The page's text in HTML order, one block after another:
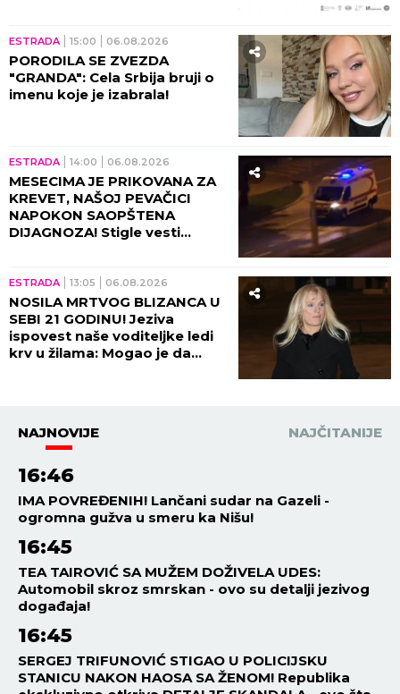
Male Cane - POŽAR GUTA SVE
PRED SOBOM!
Ana Vrbaški hitno operisana,
PORODICA SE NADA ČUDU!
ESTRADA 17:49 06.08.2026
autor narodne muzike potiče
iz SLAVNE PORODICE, Milanče
Radosavljević OVAKO O
NJEMU GOVORIO!
ESTRADA 17:29 06.08.2026
CRNO!
ESTRADA 16:00
"NISAM IMALA MESTO NA
TELU BEZ MODRICE!" Bivša
žena našeg pevača trpela
stravično zlostavljanje, ovi
detalji ježe do kostiju!
ESTRADA 15:59 06.08.2026
SUTRA POČINJE GUČA!
Varošica već u ludilu: Lomi se
kolo, grme trube, pečenje i
vruća rakija na sve strane -
sve je spremno za 65. Sabor!